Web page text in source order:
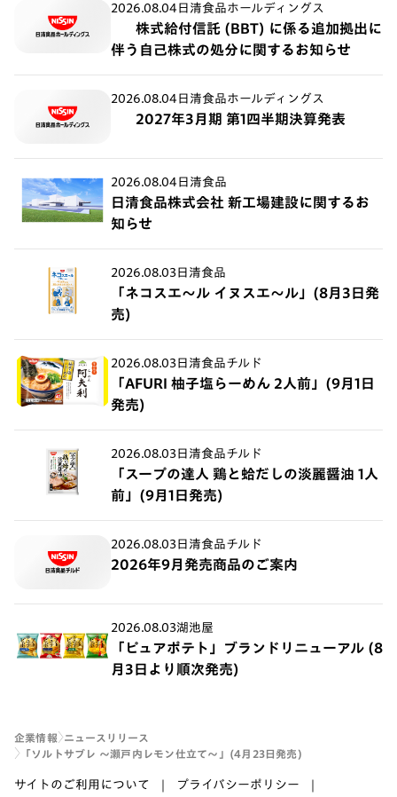
2026.08.04 日清食品ホールディングス
株式給付信託 (BBT) に係る追加拠出に
伴う自己株式の処分に関するお知らせ
2026.08.04 日清食品ホールディングス
2027年3月期 第1四半期決算発表
2026.08.04 日清食品
日清食品株式会社 新工場建設に関するお
知らせ
2026.08.03 日清食品
「ネコスエ～ル イヌスエ～ル」(8月3日発
売)
2026.08.03 日清食品チルド
「AFURI 柚子塩らーめん 2人前」(9月1日
発売)
2026.08.03 日清食品チルド
「スープの達人 鶏と蛤だしの淡麗醤油 1人
前」(9月1日発売)
2026.08.03 日清食品チルド
2026年9月発売商品のご案内
2026.08.03湖池屋
「ピュアポテト」ブランドリニューアル (8
月3日より順次発売)
企業情報
ニュースリリース
「ソルトサブレ ～瀬戸内レモン仕立て～」(4月23日発売)
サイトのご利用について
プライバシーポリシー